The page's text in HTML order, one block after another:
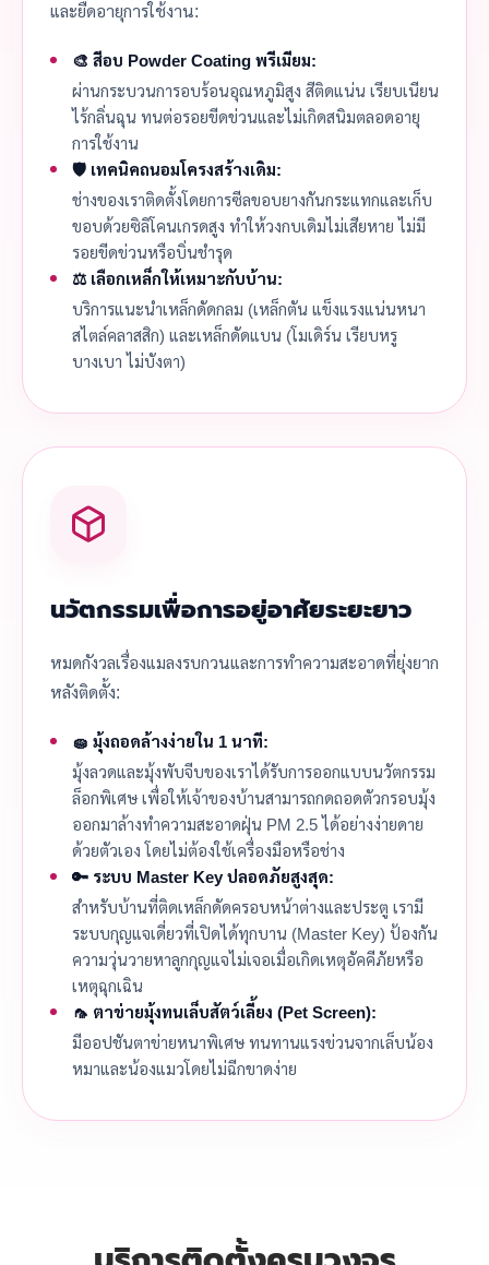
และยืดอายุการใช้งาน:
🎨 สีอบ Powder Coating พรีเมียม:
ผ่านกระบวนการอบร้อนอุณหภูมิสูง สีติดแน่น เรียบเนียน
ไร้กลิ่นฉุน ทนต่อรอยขีดข่วนและไม่เกิดสนิมตลอดอายุ
การใช้งาน
🛡️ เทคนิคถนอมโครงสร้างเดิม:
ช่างของเราติดตั้งโดยการซีลขอบยางกันกระแทกและเก็บ
ขอบด้วยซิลิโคนเกรดสูง ทำให้วงกบเดิมไม่เสียหาย ไม่มี
รอยขีดข่วนหรือบิ่นชำรุด
⚖️ เลือกเหล็กให้เหมาะกับบ้าน:
บริการแนะนำเหล็กดัดกลม (เหล็กตัน แข็งแรงแน่นหนา
สไตล์คลาสสิก) และเหล็กดัดแบน (โมเดิร์น เรียบหรู
บางเบา ไม่บังตา)
นวัตกรรมเพื่อการอยู่อาศัยระยะยาว
หมดกังวลเรื่องแมลงรบกวนและการทำความสะอาดที่ยุ่งยาก
หลังติดตั้ง:
🧽 มุ้งถอดล้างง่ายใน 1 นาที:
มุ้งลวดและมุ้งพับจีบของเราได้รับการออกแบบนวัตกรรม
ล็อกพิเศษ เพื่อให้เจ้าของบ้านสามารถกดถอดตัวกรอบมุ้ง
ออกมาล้างทำความสะอาดฝุ่น PM 2.5 ได้อย่างง่ายดาย
ด้วยตัวเอง โดยไม่ต้องใช้เครื่องมือหรือช่าง
🔑 ระบบ Master Key ปลอดภัยสูงสุด:
สำหรับบ้านที่ติดเหล็กดัดครอบหน้าต่างและประตู เรามี
ระบบกุญแจเดี่ยวที่เปิดได้ทุกบาน (Master Key) ป้องกัน
ความวุ่นวายหาลูกกุญแจไม่เจอเมื่อเกิดเหตุอัคคีภัยหรือ
เหตุฉุกเฉิน
🦟 ตาข่ายมุ้งทนเล็บสัตว์เลี้ยง (Pet Screen):
มีออปชันตาข่ายหนาพิเศษ ทนทานแรงข่วนจากเล็บน้อง
หมาและน้องแมวโดยไม่ฉีกขาดง่าย